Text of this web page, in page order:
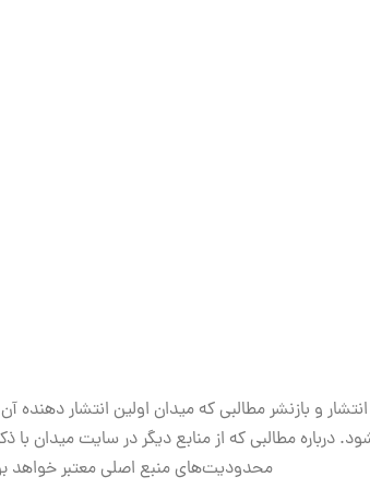
و بازنشر مطالبی که میدان اولین انتشار دهنده
درباره مطالبی که از منابع دیگر در سایت میدان با
محدودیت‌های منبع اصلی معتبر خواهد